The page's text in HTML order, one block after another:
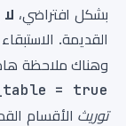
بشكل افتراضي، لا
القديمة.
وهناك ملاحظة
= true
توريث الأقسام